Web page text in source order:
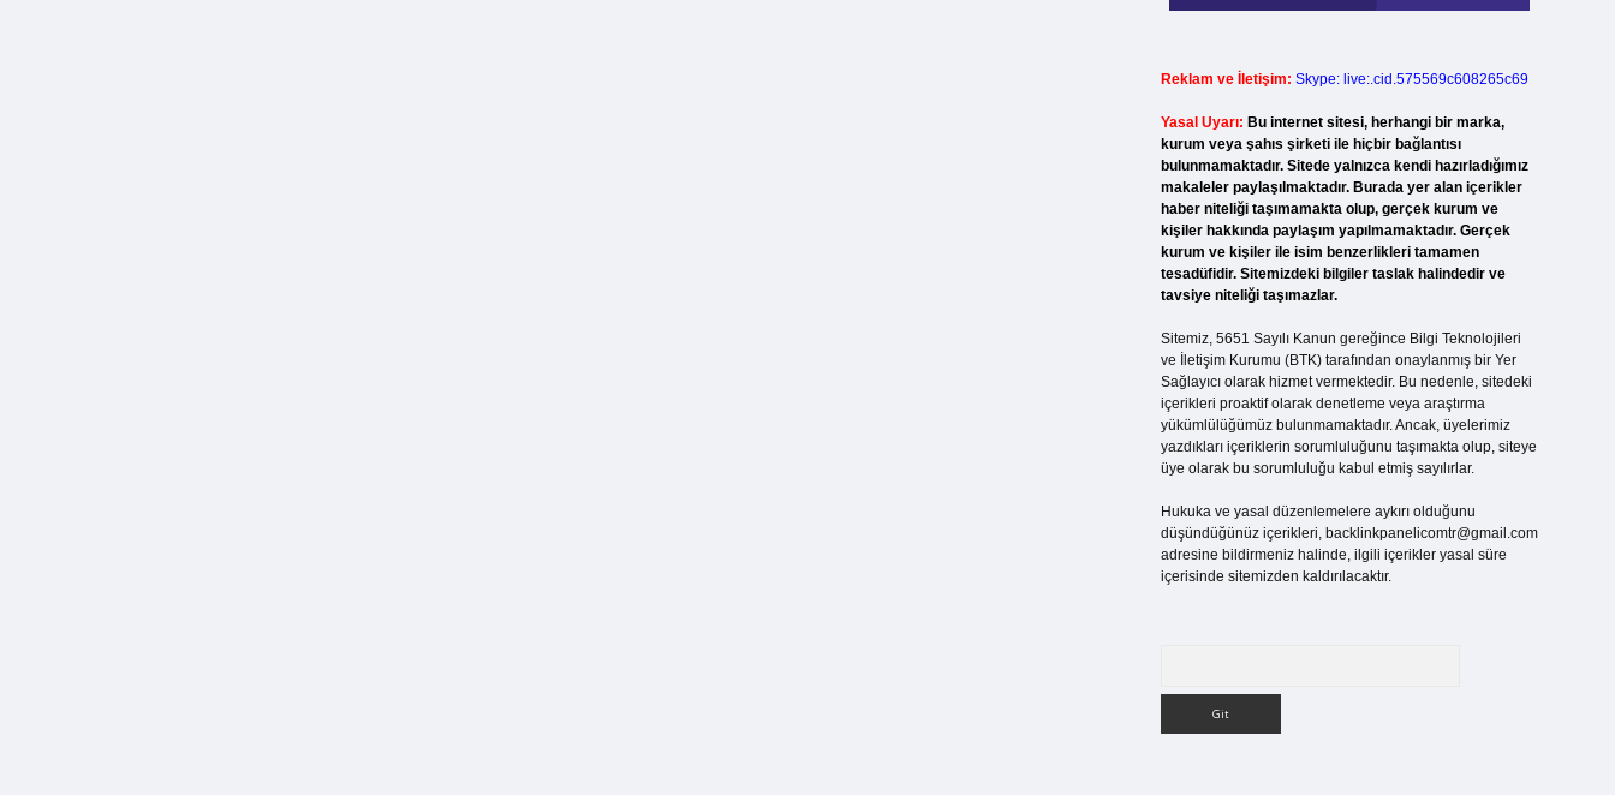
Reklam ve İletişim: Skype: live:.cid.575569c608265c69
Yasal Uyarı: Bu internet sitesi, herhangi bir marka,
kurum veya şahıs şirketi ile hiçbir bağlantısı
bulunmamaktadır. Sitede yalnızca kendi hazırladığımız
makaleler paylaşılmaktadır. Burada yer alan içerikler
haber niteliği taşımamakta olup, gerçek kurum ve
kişiler hakkında paylaşım yapılmamaktadır. Gerçek
kurum ve kişiler ile isim benzerlikleri tamamen
tesadüfidir. Sitemizdeki bilgiler taslak halindedir ve
tavsiye niteliği taşımazlar.
Sitemiz, 5651 Sayılı Kanun gereğince Bilgi Teknolojileri
ve İletişim Kurumu (BTK) tarafından onaylanmış bir Yer
Sağlayıcı olarak hizmet vermektedir. Bu nedenle, sitedeki
içerikleri proaktif olarak denetleme veya araştırma
yükümlülüğümüz bulunmamaktadır. Ancak, üyelerimiz
yazdıkları içeriklerin sorumluluğunu taşımakta olup, siteye
üye olarak bu sorumluluğu kabul etmiş sayılırlar.
Hukuka ve yasal düzenlemelere aykırı olduğunu
düşündüğünüz içerikleri, backlinkpanelicomtr@gmail.com
adresine bildirmeniz halinde, ilgili içerikler yasal süre
içerisinde sitemizden kaldırılacaktır.